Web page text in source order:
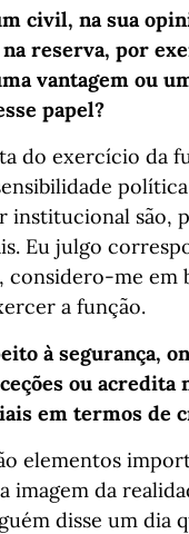
civil, na sua
reserva, por
vantagem ou
papel?
do exercício da
institucional são,
Eu julgo
considero-me em
a função.
à segurança,
ou acredita
em termos de
elementos
imagem da
disse um dia